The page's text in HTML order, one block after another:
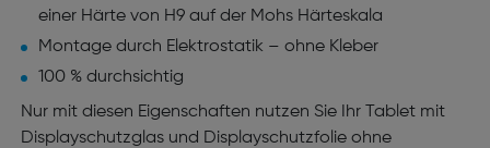
einer Härte von H9 auf der Mohs Härteskala
Montage durch Elektrostatik – ohne Kleber
100 % durchsichtig
Nur mit diesen Eigenschaften nutzen Sie Ihr Tablet mit
Displayschutzglas und Displayschutzfolie ohne